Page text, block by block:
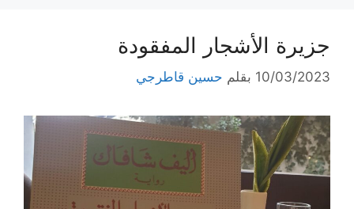
جزيرة الأشجار المفقودة
10/03/2023 بقلم حسين قاطرجي